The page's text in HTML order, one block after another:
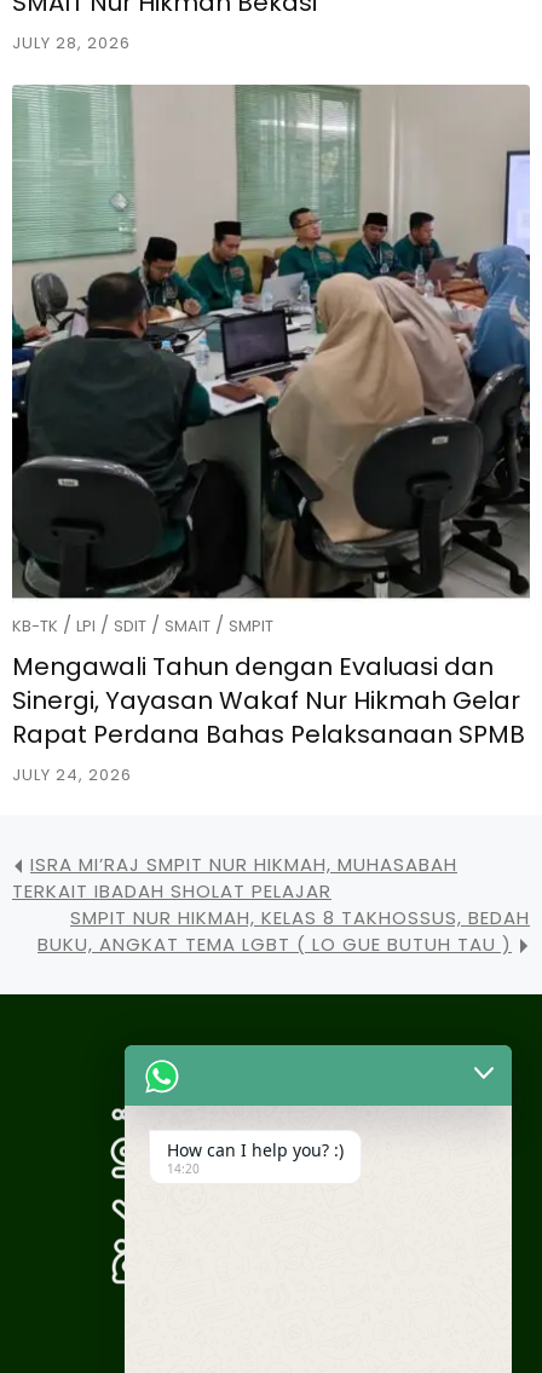
JULY 28, 2026
KB-TK / LPI / SDIT / SMAIT / SMPIT
Mengawali Tahun dengan Evaluasi dan
Sinergi, Yayasan Wakaf Nur Hikmah Gelar
Rapat Perdana Bahas Pelaksanaan SPMB
JULY 24, 2026
ISRA MI’RAJ SMPIT NUR HIKMAH, MUHASABAH
TERKAIT IBADAH SHOLAT PELAJAR
SMPIT NUR HIKMAH, KELAS 8 TAKHOSSUS, BEDAH
BUKU, ANGKAT TEMA LGBT ( LO GUE BUTUH TAU )
How can I help you? :)
14:20